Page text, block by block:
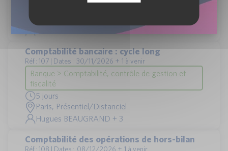
Comptabilité bancaire : cycle long
Réf : 107 | Dates : 30/11/2026 + 1 à venir
Banque > Comptabilité, contrôle de gestion et
fiscalité
5 jours
Paris, Présentiel/Distanciel
Hugues BEAUGRAND + 3
Comptabilité des opérations de hors-bilan
Réf : 108 | Dates : 08/12/2026 + 1 à venir